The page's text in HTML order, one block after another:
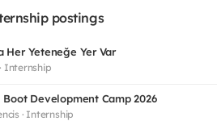
postings
Her Yeteneğe Yer Var
Internship
Boot Development Camp 2026
· Internship